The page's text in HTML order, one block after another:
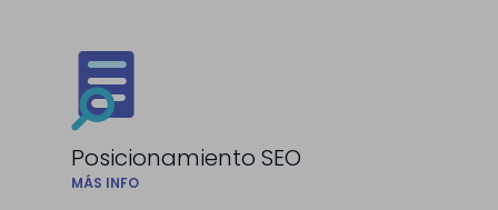
Posicionamiento SEO
MÁS INFO